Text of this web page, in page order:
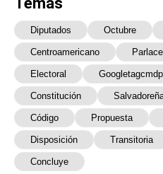
Diputados Octubre
Centroamericano
Electoral
Constitución
Código Propuesta
Disposición Transitoria
Concluye